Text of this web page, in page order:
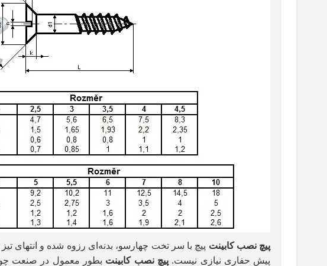
پیچ نصب کابینت پیچ با سر تخت چهارسو، بدنه‌ای رزوه شده و
پیش حفاری نیازی نیست.پیچ نصب کابینت بطور معمول در صنعت